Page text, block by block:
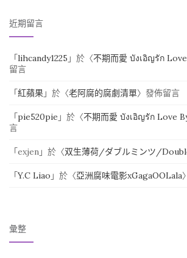
近期留言
「lihcandy1225 」於〈不期而愛 บังเอิญรัก
留言
「紅蘋果 」於〈老阿腐的腐劇清單〉發佈留言
「pie520pie 」於〈不期而愛 บังเอิญรัก Love
言
「exjen 」於〈双生薄荷/ダブルミンツ/
「Y.C Liao 」於〈亞洲腐味電影xGagaOOLala
彙整